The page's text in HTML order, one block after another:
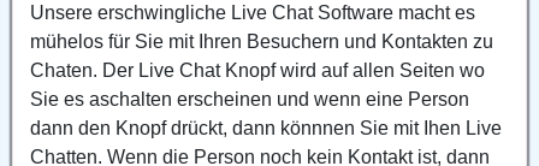
Unsere erschwingliche Live Chat Software macht es
mühelos für Sie mit Ihren Besuchern und Kontakten zu
Chaten. Der Live Chat Knopf wird auf allen Seiten wo
Sie es aschalten erscheinen und wenn eine Person
dann den Knopf drückt, dann könnnen Sie mit Ihen Live
Chatten. Wenn die Person noch kein Kontakt ist, dann